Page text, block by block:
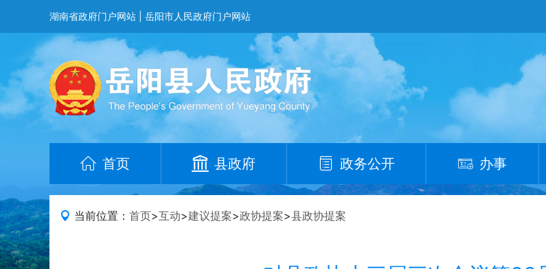
湖南省政府门户网站 岳阳市人民政府门户网站
首页 县政府 政务公开 办事
当前位置： 首页>互动>建议提案>政协提案>县政协提案